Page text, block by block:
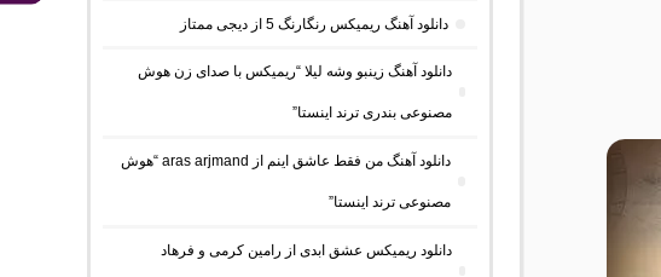
دانلود آهنگ ریمیکس رنگارنگ 5 از دیجی ممتاز
دانلود آهنگ زینبو وشه لیلا “ریمیکس با صدای زن هوش
مصنوعی بندری ترند اینستا”
دانلود آهنگ من فقط عاشق اینم از aras arjmand “هوش
مصنوعی ترند اینستا”
دانلود ریمیکس عشق ابدی از رامین کرمی و فرهاد